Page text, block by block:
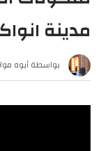
مدينة
بواسطةأبوه